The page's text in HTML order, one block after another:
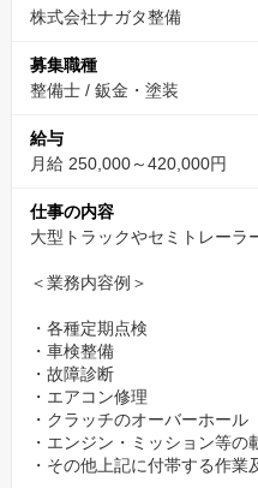
13：00 午前中の続き、午後
↓
15：00 20分間の休憩タイム
繁忙期など作業があれば残業。
当社の在籍世代比率
～30代 50％
株式会社ナガタ整備
募集職種
整備士 / 鈑金・塗装
給与
月給 250,000～420,000円
仕事の内容
大型トラックやセミトレーラ
＜業務内容例＞
・各種定期点検
・車検整備
・故障診断
・エアコン修理
・クラッチのオーバーホール
・エンジン・ミッション等の
・その他上記に付帯する作業